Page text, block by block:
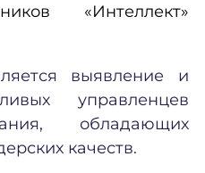
«Интеллект»
выявление и
управленцев
обладающих
качеств.